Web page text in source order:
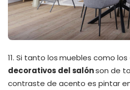
11. Si tanto los muebles como los
decorativos del salónson de
contraste de acento es pintar